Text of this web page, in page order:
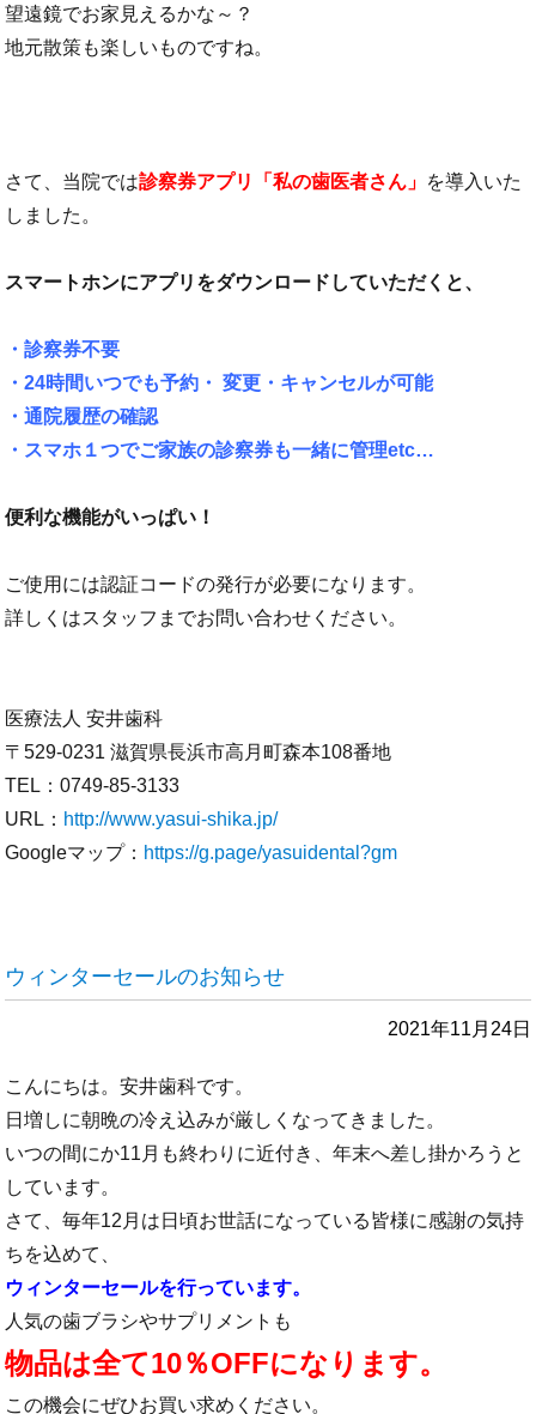
望遠鏡でお家見えるかな～？
地元散策も楽しいものですね。
さて、当院では診察券アプリ「私の歯医者さん」 を導入いた
しました。
スマートホンにアプリをダウンロードしていただくと、
・診察券不要
・24時間いつでも予約・ 変更・キャンセルが可能
・通院履歴の確認
・スマホ１つでご家族の診察券も一緒に管理etc…
便利な機能がいっぱい！
ご使用には認証コードの発行が必要になります。
詳しくはスタッフまでお問い合わせください。
医療法人 安井歯科
〒529-0231 滋賀県長浜市高月町森本108番地
TEL：0749-85-3133
URL： http://www.yasui-shika.jp/
Googleマップ： https://g.page/yasuidental?gm
ウィンターセールのお知らせ
2021年11月24日
こんにちは。安井歯科です。
日増しに朝晩の冷え込みが厳しくなってきました。
いつの間にか11月も終わりに近付き、年末へ差し掛かろうと
しています。
さて、毎年12月は日頃お世話になっている皆様に感謝の気持
ちを込めて、
ウィンターセールを行っています。
人気の歯ブラシやサプリメントも
物品は全て10％OFFになります。
この機会にぜひお買い求めください。